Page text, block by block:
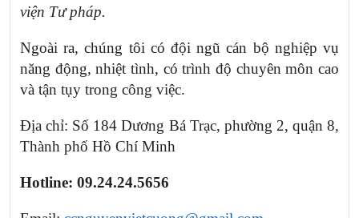
viện Tư pháp.
Ngoài ra, chúng tôi có đội ngũ cán bộ nghiệp vụ
năng động, nhiệt tình, có trình độ chuyên môn cao
và tận tụy trong công việc.
Địa chỉ: Số 184 Dương Bá Trạc, phường 2, quận 8,
Thành phố Hồ Chí Minh
Hotline: 09.24.24.5656